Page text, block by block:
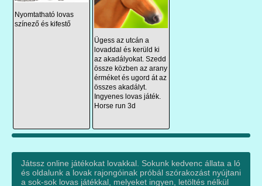
Nyomtatható lovas
színező és kifestő
Ügess az utcán a
lovaddal és kerüld ki
az akadályokat. Szedd
össze közben az arany
érméket és ugord át az
összes akadályt.
Ingyenes lovas játék.
Horse run 3d
Játssz online játékokat lovakkal. Sokunk kedvenc állata a ló
és oldalunk a lovak rajongóinak próbál szórakozást nyújtani
a sok-sok lovas játékkal, melyeket ingyen, letöltés nélkül